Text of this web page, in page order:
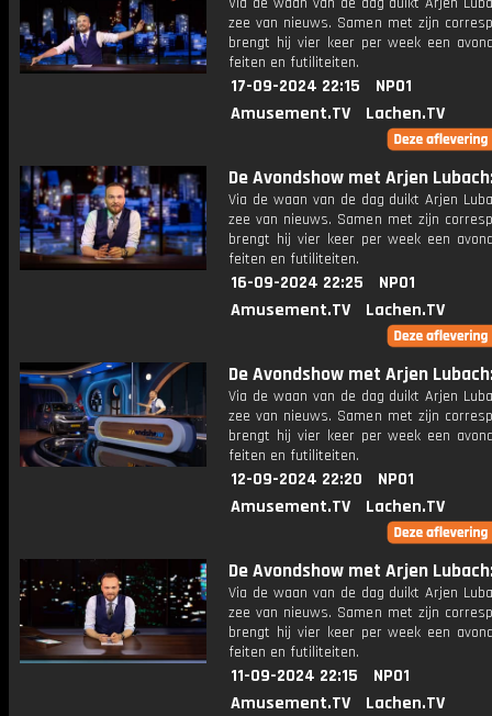
zee van nieuws. Samen met zijn
brengt hij vier keer per week een
feiten en futiliteiten.
17-09-2024 22:15
NPO1
Amusement.TV
Lachen.TV
De Avondshow met Arjen
Via de waan van de dag duikt Arjen
zee van nieuws. Samen met zijn
brengt hij vier keer per week een
feiten en futiliteiten.
16-09-2024 22:25
NPO1
Amusement.TV
Lachen.TV
De Avondshow met Arjen
Via de waan van de dag duikt Arjen
zee van nieuws. Samen met zijn
brengt hij vier keer per week een
feiten en futiliteiten.
12-09-2024 22:20
NPO1
Amusement.TV
Lachen.TV
De Avondshow met Arjen
Via de waan van de dag duikt Arjen
zee van nieuws. Samen met zijn
brengt hij vier keer per week een
feiten en futiliteiten.
11-09-2024 22:15
NPO1
Amusement.TV
Lachen.TV